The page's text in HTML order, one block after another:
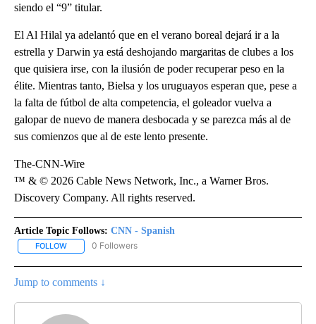
siendo el “9” titular.
El Al Hilal ya adelantó que en el verano boreal dejará ir a la
estrella y Darwin ya está deshojando margaritas de clubes a los
que quisiera irse, con la ilusión de poder recuperar peso en la
élite. Mientras tanto, Bielsa y los uruguayos esperan que, pese a
la falta de fútbol de alta competencia, el goleador vuelva a
galopar de nuevo de manera desbocada y se parezca más al de
sus comienzos que al de este lento presente.
The-CNN-Wire
™ & © 2026 Cable News Network, Inc., a Warner Bros.
Discovery Company. All rights reserved.
Article Topic Follows: CNN - Spanish
FOLLOW FOLLOW "CNN - SPANISH" TO RECEIVE NOTIFICATIONS ABOUT
0 Followers
Jump to comments ↓